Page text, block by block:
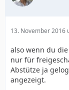
13. November 2016
also wenn du
nur für
Abstütze ja
angezeigt.